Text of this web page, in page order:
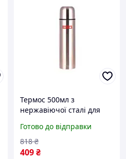
Термос 500мл з
нержавіючої сталі для
з чохлом ТМ EMPIRE
Готово до відправки
409₴
818 ₴